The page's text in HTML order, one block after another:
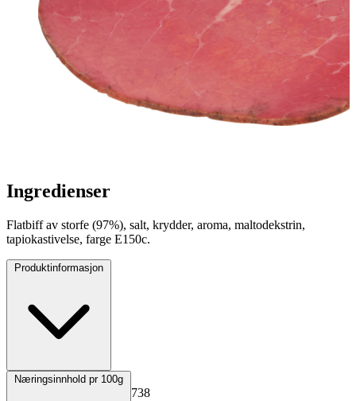
Ingredienser
Flatbiff av storfe (97%), salt, krydder, aroma, maltodekstrin,
tapiokastivelse, farge E150c.
Produktinformasjon
Opprinnelsesland Norge
231738
Næringsinnhold pr 100g